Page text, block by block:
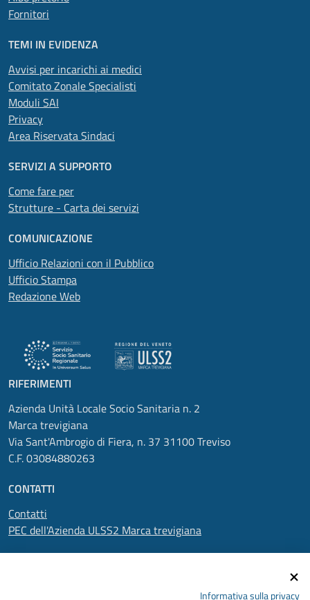
Fornitori
TEMI IN EVIDENZA
Avvisi per incarichi ai medici
Comitato Zonale Specialisti
Moduli SAI
Privacy
Area Riservata Sindaci
SERVIZI A SUPPORTO
Come fare per
Strutture - Carta dei servizi
COMUNICAZIONE
Ufficio Relazioni con il Pubblico
Ufficio Stampa
Redazione Web
RIFERIMENTI
Azienda Unità Locale Socio Sanitaria n. 2
Marca trevigiana
Via Sant'Ambrogio di Fiera, n. 37 31100 Treviso
C.F. 03084880263
CONTATTI
Contatti
PEC dell'Azienda ULSS2 Marca trevigiana
Informativa sulla privacy